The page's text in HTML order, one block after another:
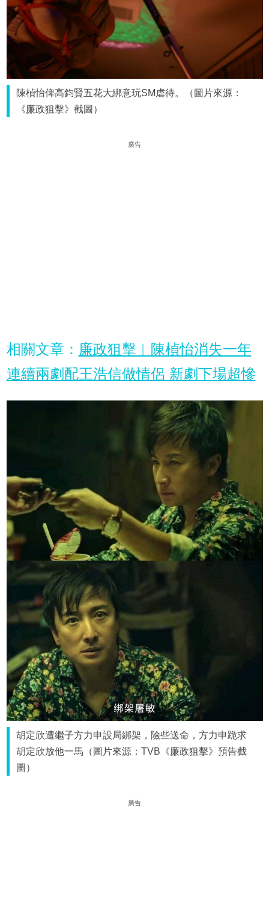
陳楨怡俾高鈞賢五花大綁意玩SM虐待。（圖片來源：
《廉政狙擊》截圖）
廣告
相關文章： 廉政狙擊︱陳楨怡消失一年
連續兩劇配王浩信做情侶 新劇下場超慘
胡定欣遭繼子方力申設局綁架，險些送命，方力申跪求
胡定欣放他一馬（圖片來源：TVB《廉政狙擊》預告截
圖）
廣告